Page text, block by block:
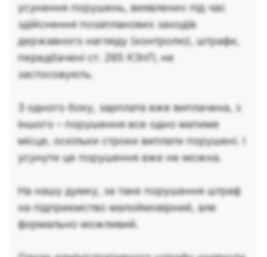
усунення порушень, виявлених під час
здійснення позапланових заходів
державного нагляду (контролю), штрафи,
передбачені ст. 265 КЗпП, не
застосовують.
З одного боку, зарплата вже виплачена, з
іншого – порушення все одно матиме
місце, оскільки строки виплати порушені. І
усунути це порушення вже не можна.
На нашу думку, за таке порушення штраф
на підприємство малоймовірний, але
формально можливий.